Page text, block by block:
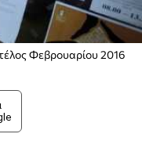
Φεβρουαρίου 2016